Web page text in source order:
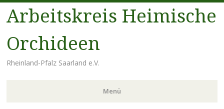
Arbeitskreis Heimische
Orchideen
Rheinland-Pfalz Saarland e.V.
Menü